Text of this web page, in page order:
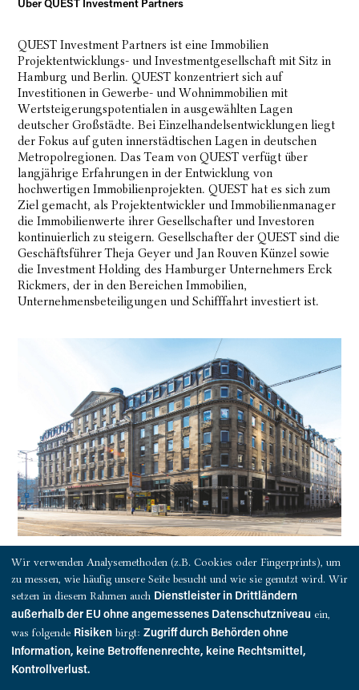
Über QUEST Investment Partners
QUEST Investment Partners ist eine Immobilien
Projektentwicklungs- und Investmentgesellschaft mit Sitz in
Hamburg und Berlin. QUEST konzentriert sich auf
Investitionen in Gewerbe- und Wohnimmobilien mit
Wertsteigerungspotentialen in ausgewählten Lagen
deutscher Großstädte. Bei Einzelhandelsentwicklungen liegt
der Fokus auf guten innerstädtischen Lagen in deutschen
Metropolregionen. Das Team von QUEST verfügt über
langjährige Erfahrungen in der Entwicklung von
hochwertigen Immobilienprojekten. QUEST hat es sich zum
Ziel gemacht, als Projektentwickler und Immobilienmanager
die Immobilienwerte ihrer Gesellschafter und Investoren
kontinuierlich zu steigern. Gesellschafter der QUEST sind die
Geschäftsführer Theja Geyer und Jan Rouven Künzel sowie
die Investment Holding des Hamburger Unternehmers Erck
Rickmers, der in den Bereichen Immobilien,
Unternehmensbeteiligungen und Schifffahrt investiert ist.
Pressemitteilung als PDF downloaden
Wir verwenden Analysemethoden (z.B. Cookies oder Fingerprints), um
zu messen, wie häufig unsere Seite besucht und wie sie genutzt wird. Wir
setzen in diesem Rahmen auch Dienstleister in Drittländern
außerhalb der EU ohne angemessenes Datenschutzniveau ein,
was folgende Risiken birgt: Zugriff durch Behörden ohne
Information, keine Betroffenenrechte, keine Rechtsmittel,
Kontrollverlust.